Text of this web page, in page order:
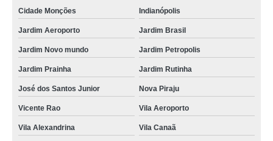
fotos de lembrancinhas de casamento preço Vila Vitório
valor de foto lembrança casamento Ibiúna
preço de serviço de foto lembrança para casamento Jardim Santa Adélia
valor de foto lembrança para eventos Várzea da Barra Funda
empresa que faz foto lembrança na Zona Norte Hipódromo
valor de foto lembrança de casamento Brooklin
foto lembrança casamento preços Centro
Cidade Monções Indianópolis
Jardim Aeroporto Jardim Brasil
Jardim Novo mundo Jardim Petropolis
Jardim Prainha Jardim Rutinha
José dos Santos Junior Nova Piraju
Vicente Rao Vila Aeroporto
Vila Alexandrina Vila Canaã